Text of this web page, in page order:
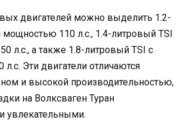
двигателей можно выделить 1.2-
мощностью 110 л.с., 1.4-литровый TSI
л.с., а также 1.8-литровый TSI с
Эти двигатели отличаются
и высокой производительностью,
на Волксваген Туран
увлекательными.